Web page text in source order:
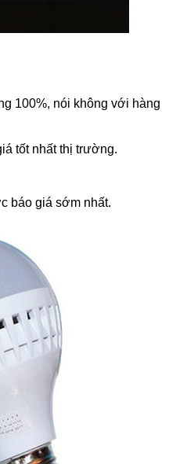
100%, nói không với hàng
tốt nhất thị trường.
báo giá sớm nhất.